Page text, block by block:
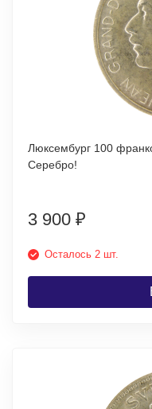
Люксембург 100
Серебро!
3 900 ₽
Осталось 2 шт.